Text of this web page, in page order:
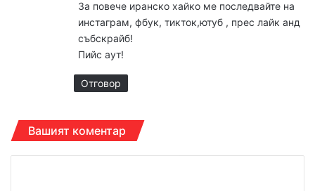
За повече иранско хайко ме последвайте на
инстаграм, фбук, тикток,ютуб , прес лайк анд
събскрайб!
Пийс аут!
Отговор
Вашият коментар